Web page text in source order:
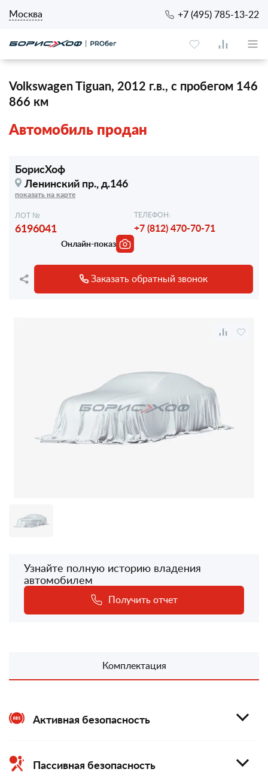
Москва +7 (495) 785-13-22
Volkswagen Tiguan, 2012 г.в., с пробегом 146
866 км
Автомобиль продан
БорисХоф
Ленинский пр., д.146
показать на карте
ЛОТ №
6196041
ТЕЛЕФОН:
+7 (812) 470-70-71
Онлайн-показ
Заказать обратный звонок
Узнайте полную историю владения
автомобилем
Получить отчет
Комплектация
Активная безопасность
Пассивная безопасность